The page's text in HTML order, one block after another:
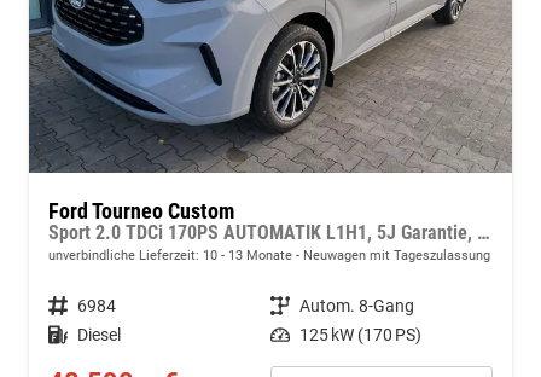
Ford Tourneo Custom
Sport 2.0 TDCi 170PS AUTOMATIK L1H1, 5J Garantie, 8 Plätze, 17" Alu, Schiebetüre re+li, Teil-Kunstlederpolster + Sitzheizung, 3-Zonen-Klimautomatik, Alarm, Privacy-Glas, Parksensoren v/h, Rückfahrkamera, LED-Scheinwerfer, Keyless, Beheizte Frontscheibe
unverbindliche Lieferzeit: 10 - 13 Monate Neuwagen mit Tageszulassung
Fahrzeugnr. 6984 Getriebe Autom. 8-Gang
Kraftstoff Diesel Leistung 125 kW (170 PS)